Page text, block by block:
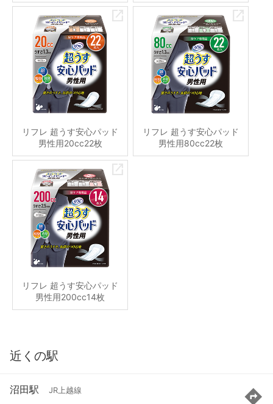
リフレ 超うす安心パッド
男性用20cc22枚
リフレ 超うす安心パッド
男性用80cc22枚
リフレ 超うす安心パッド
男性用200cc14枚
近くの駅
沼田駅 JR上越線